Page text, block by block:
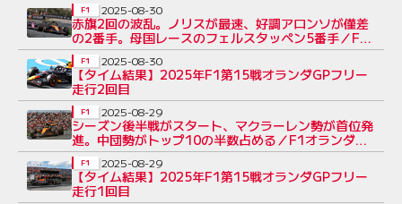
赤旗2回の波乱。ノリスが最速、好調アロンソが僅差
の2番手。母国レースのフェルスタッペン5番手／F1
オランダGP FP2
F1 2025-08-30
【タイム結果】2025年F1第15戦オランダGPフリー
走行2回目
F1 2025-08-30
シーズン後半戦がスタート、マクラーレン勢が首位発
進。中団勢がトップ10の半数占める／F1オランダGP
FP1
F1 2025-08-29
【タイム結果】2025年F1第15戦オランダGPフリー
走行1回目
F1 2025-08-29